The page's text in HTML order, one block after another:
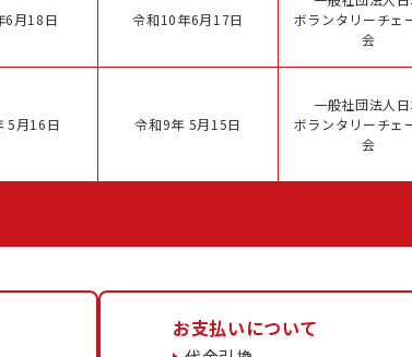
6月18日 令和10年6月17日
ボランタリーチェ
会
5月16日 令和9年 5月15日
一般社団法人
ボランタリーチェ
会
お支払いについて